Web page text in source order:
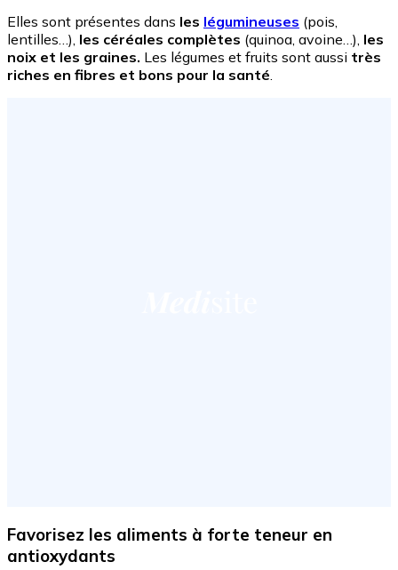
Elles sont présentes dans les légumineuses (pois,
lentilles…), les céréales complètes (quinoa, avoine…), les
noix et les graines. Les légumes et fruits sont aussi très
riches en fibres et bons pour la santé.
Favorisez les aliments à forte teneur en
antioxydants